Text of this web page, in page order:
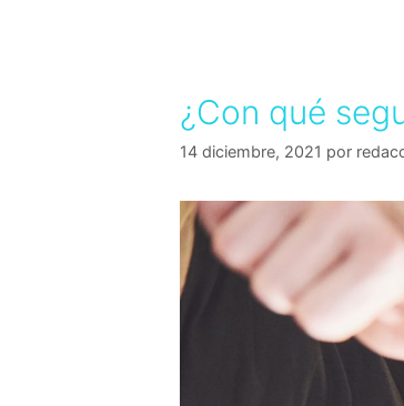
¿Con qué
14 diciembre, 2021 por